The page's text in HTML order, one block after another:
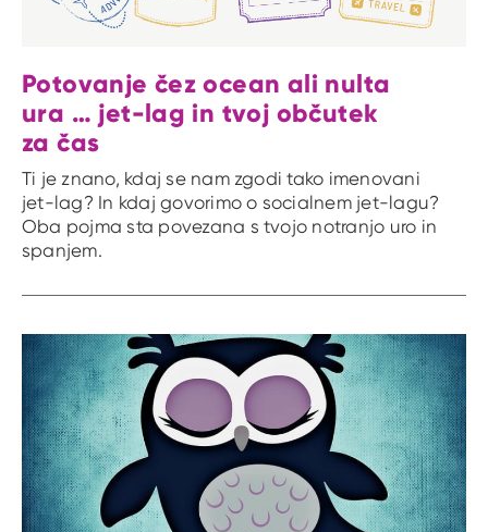
Potovanje čez ocean ali nulta
ura … jet-lag in tvoj občutek
za čas
Ti je znano, kdaj se nam zgodi tako imenovani
jet-lag? In kdaj govorimo o socialnem jet-lagu?
Oba pojma sta povezana s tvojo notranjo uro in
spanjem.